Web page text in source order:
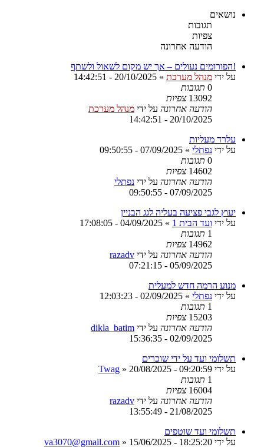
נושאים
תגובות
צפיות
הודעה אחרונה
!הפורומים נעולים – אך יש מקום לשאול ולשתף
על ידי מנהל מערכת »
20/10/2025 - 14:42:51
0 תגובות
13092 צפיות
הודעה אחרונה על ידי מנהל מערכת
20/10/2025 - 14:42:51
עלרד מעליות
על ידי נפתלי »
07/09/2025 - 09:50:55
0 תגובות
14602 צפיות
הודעה אחרונה על ידי נפתלי
07/09/2025 - 09:50:55
יעוץ לגבי פציעה בעליה לגג הבניין
על ידי ועד הבית 1 »
04/09/2025 - 17:08:05
1 תגובות
14962 צפיות
הודעה אחרונה על ידי razadv
05/09/2025 - 07:21:15
מנוע הרמה חדש למעלית
על ידי נפתלי »
02/09/2025 - 12:03:23
1 תגובות
15203 צפיות
הודעה אחרונה על ידי dikla_batim
02/09/2025 - 15:36:35
תשלומי ועד על ידי שוכרים
על ידי
Twag » 20/08/2025 - 09:20:59
1 תגובות
16004 צפיות
הודעה אחרונה על ידי razadv
21/08/2025 - 13:55:49
תשלומי ועד שוטפים
על ידי
va3070@gmail.com » 15/06/2025 - 18:25:20